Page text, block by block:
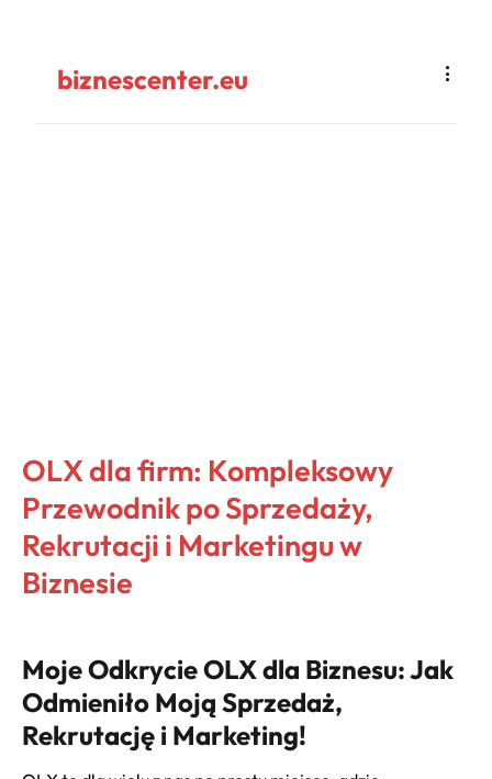
biznescenter.eu
OLX dla firm: Kompleksowy
Przewodnik po Sprzedaży,
Rekrutacji i Marketingu w
Biznesie
Moje Odkrycie OLX dla Biznesu: Jak
Odmieniło Moją Sprzedaż,
Rekrutację i Marketing!